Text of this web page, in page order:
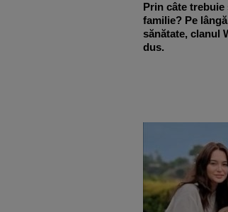
Prin câte
familie? Pe
sănătate, clanul
dus.